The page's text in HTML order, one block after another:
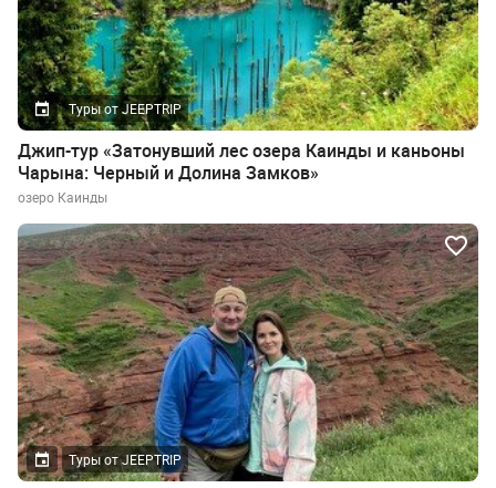
Туры от JEEPTRIP
Джип-тур «Затонувший лес озера Каинды и каньоны
Чарына: Черный и Долина Замков»
озеро Каинды
Туры от JEEPTRIP